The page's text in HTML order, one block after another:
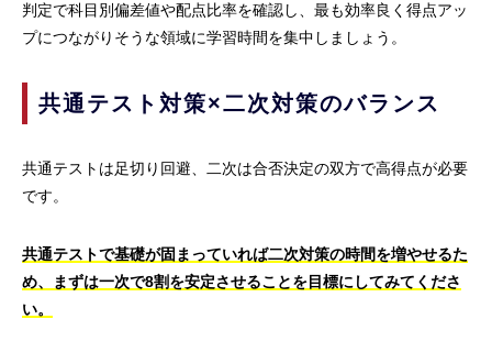
判定で科目別偏差値や配点比率を確認し、最も効率良く得点アッ
プにつながりそうな領域に学習時間を集中しましょう。
共通テスト対策×二次対策のバランス
共通テストは足切り回避、二次は合否決定の双方で高得点が必要
です。
共通テストで基礎が固まっていれば二次対策の時間を増やせるた
め、まずは一次で8割を安定させることを目標にしてみてくださ
い。